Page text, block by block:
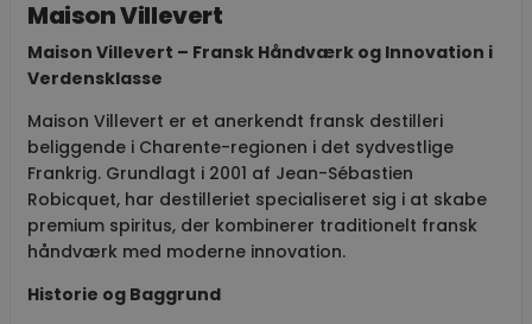
Maison Villevert
Maison Villevert – Fransk Håndværk og Innovation i
Verdensklasse
Maison Villevert er et anerkendt fransk destilleri
beliggende i Charente-regionen i det sydvestlige
Frankrig. Grundlagt i 2001 af Jean-Sébastien
Robicquet, har destilleriet specialiseret sig i at skabe
premium spiritus, der kombinerer traditionelt fransk
håndværk med moderne innovation.
Historie og Baggrund